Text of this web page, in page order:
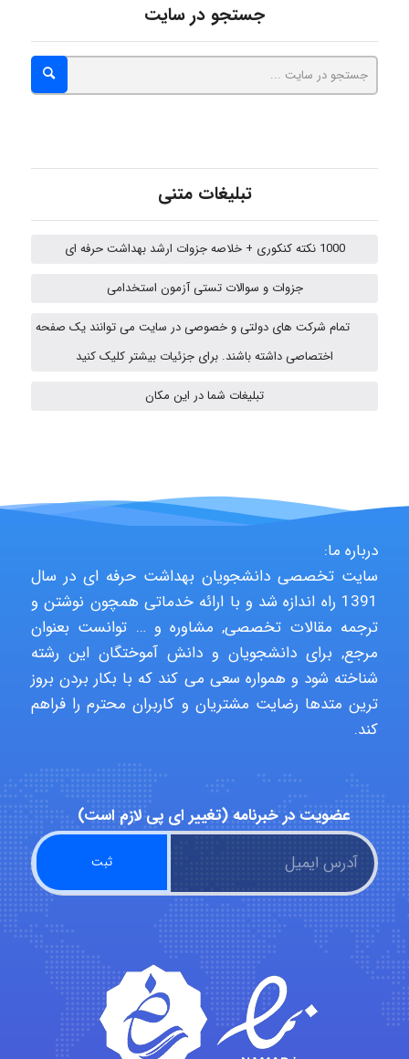
A.balandeh
aghajari vahid
HaddadiMahsa
USER124
malekf
abolfazlkoshehe
abolfazlkoshehe
A.balandeh
fatima
Jafar Tym
جستجو در سایت
تبلیغات متنی
1000 نکته کنکوری + خلاصه جزوات ارشد بهداشت حرفه ای
جزوات و سوالات تستی آزمون استخدامی
تمام شرکت های دولتی و خصوصی در سایت می توانند یک صفحه
اختصاصی داشته باشند. برای جزئیات بیشتر کلیک کنید
تبلیغات شما در این مکان
درباره ما:
سایت تخصصی دانشجویان بهداشت حرفه ای در سال
1391 راه اندازه شد و با ارائه خدماتی همچون نوشتن و
ترجمه مقالات تخصصی, مشاوره و … توانست بعنوان
مرجع, برای دانشجویان و دانش آموختگان این رشته
شناخته شود و همواره سعی می کند که با بکار بردن بروز
ترین متدها رضایت مشتریان و کاربران محترم را فراهم
کند.
عضویت در خبرنامه (تغییر ای پی لازم است)